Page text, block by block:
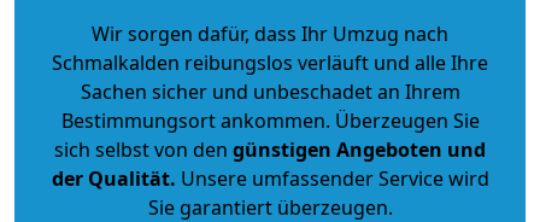
Wir sorgen dafür, dass Ihr Umzug nach
Schmalkalden reibungslos verläuft und alle Ihre
Sachen sicher und unbeschadet an Ihrem
Bestimmungsort ankommen. Überzeugen Sie
sich selbst von den günstigen Angeboten und
der Qualität. Unsere umfassender Service wird
Sie garantiert überzeugen.